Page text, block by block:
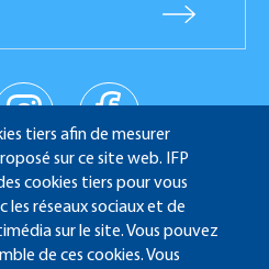
tiers afin de mesurer
sur ce site web. IFP
cookies tiers pour vous
réseaux sociaux et de
sur le site. Vous pouvez
de ces cookies. Vous
facebo
e
Napoléon Bonaparte - 92852